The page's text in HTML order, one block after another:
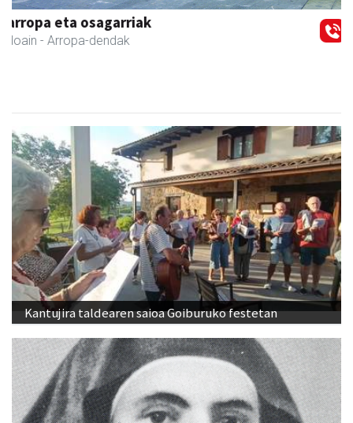
Ernaitza liburu-denda
Andoain - Liburu-dendak
Kantujira taldearen saioa Goiburuko festetan